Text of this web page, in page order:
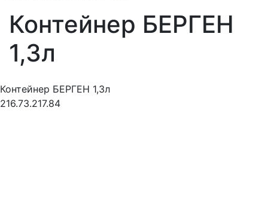
Контейнер БЕРГЕН
1,3л
Контейнер БЕРГЕН 1,3л
216.73.217.84